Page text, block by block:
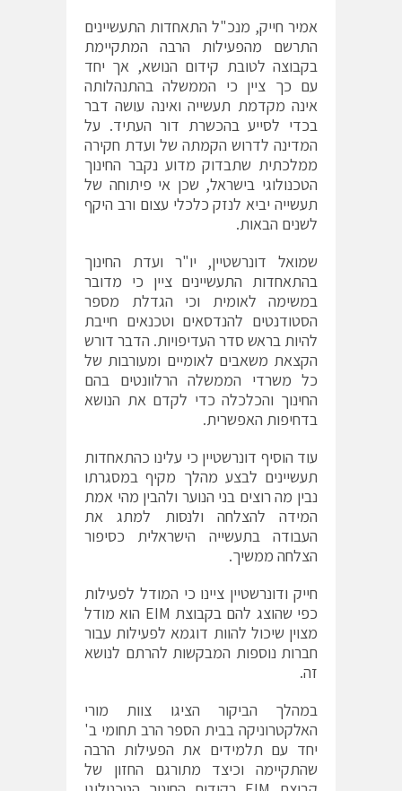
אמיר חייק, מנכ"ל התאחדות התעשיינים
התרשם מהפעילות הרבה המתקיימת
בקבוצה לטובת קידום הנושא, אך יחד
עם כך ציין כי הממשלה בהתנהלותה
אינה מקדמת תעשייה ואינה עושה דבר
בכדי לסייע בהכשרת דור העתיד. על
המדינה לדרוש הקמתה של ועדת חקירה
ממלכתית שתבדוק מדוע נקבר החינוך
הטכנולוגי בישראל, שכן אי פיתוחה של
תעשייה יביא לנזק כלכלי עצום ורב היקף
לשנים הבאות.
שמואל דונרשטיין, יו"ר ועדת החינוך
בהתאחדות התעשיינים ציין כי מדובר
במשימה לאומית וכי הגדלת מספר
הסטודנטים להנדסאים וטכנאים חייבת
להיות בראש סדר העדיפויות. הדבר דורש
הקצאת משאבים לאומיים ומעורבות של
כל משרדי הממשלה הרלוונטים בהם
החינוך והכלכלה כדי לקדם את הנושא
בדחיפות האפשרית.
עוד הוסיף דונרשטיין כי עלינו כהתאחדות
תעשיינים לבצע מהלך מקיף במסגרתו
נבין מה רוצים בני הנוער ולהבין מהי אמת
המידה להצלחה ולנסות למתג את
העבודה בתעשייה הישראלית כסיפור
הצלחה ממשיך.
חייק ודונרשטיין ציינו כי המודל לפעילות
כפי שהוצג להם בקבוצת EIM הוא מודל
מצוין שיכול להוות דוגמא לפעילות עבור
חברות נוספות המבקשות להרתם לנושא
זה.
במהלך הביקור הציגו צוות מורי
האלקטרוניקה בבית הספר הרב תחומי ב'
יחד עם תלמידים את הפעילות הרבה
שהתקיימה וכיצד מתורגם החזון של